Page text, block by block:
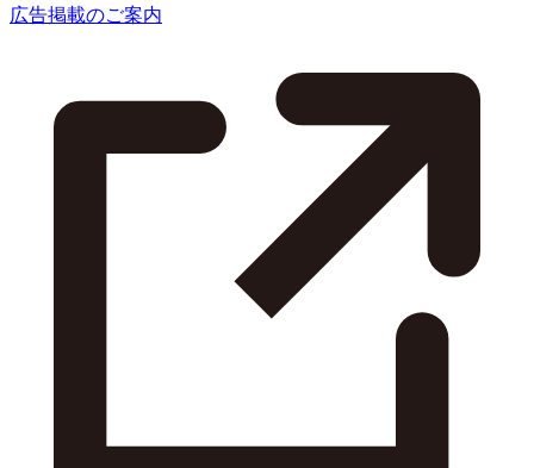
広告掲載のご案内